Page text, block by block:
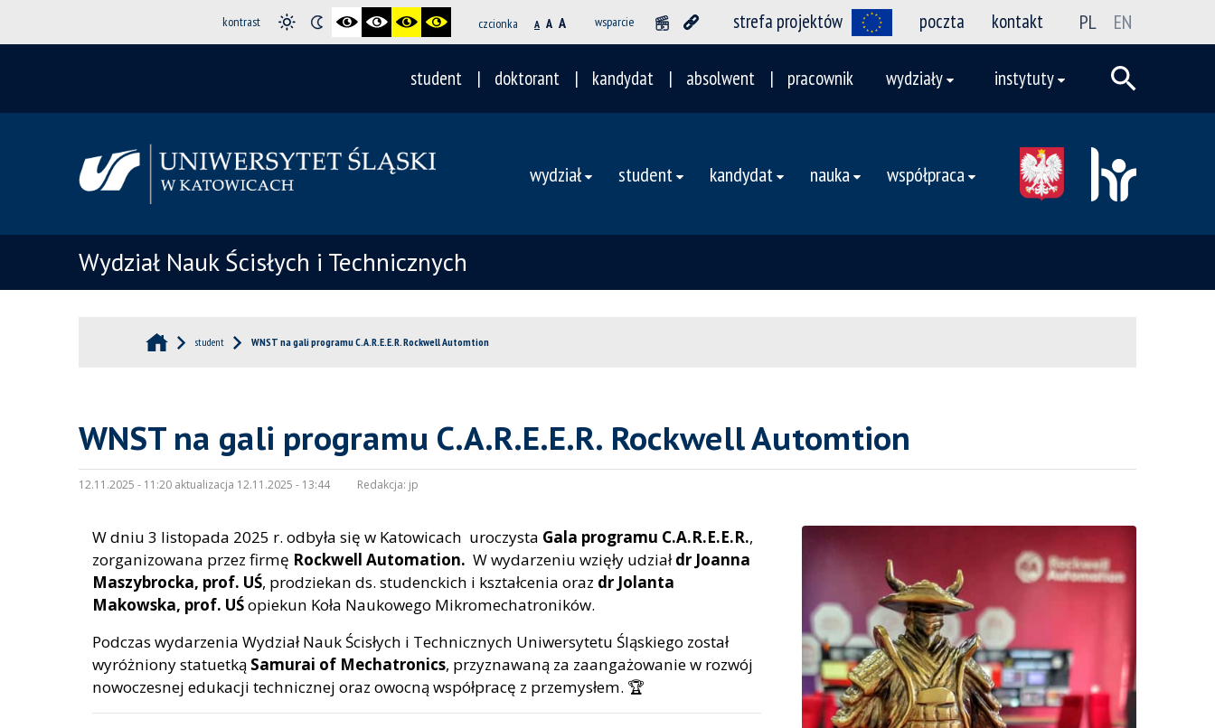
kontrast czcionka A A A wsparcie strefa projektów poczta kontakt PL EN
student doktorant kandydat absolwent pracownik wydziały instytuty
wydział student kandydat nauka współpraca
Wydział Nauk Ścisłych i Technicznych
student WNST na gali programu C.A.R.E.E.R. Rockwell Automtion
WNST na gali programu C.A.R.E.E.R. Rockwell Automtion
12.11.2025 - 11:20 aktualizacja 12.11.2025 - 13:44 Redakcja: jp
W dniu 3 listopada 2025 r. odbyła się w Katowicach uroczysta Gala programu C.A.R.E.E.R.,
zorganizowana przez firmę Rockwell Automation. W wydarzeniu wzięły udziałdr Joanna
Maszybrocka, prof. UŚ, prodziekan ds. studenckich i kształcenia oraz dr Jolanta
Makowska, prof. UŚopiekun Koła Naukowego Mikromechatroników.
Podczas wydarzenia Wydział Nauk Ścisłych i Technicznych Uniwersytetu Śląskiego został
wyróżniony statuetką Samurai of Mechatronics, przyznawaną za zaangażowanie w rozwój
nowoczesnej edukacji technicznej oraz owocną współpracę z przemysłem. 🏆